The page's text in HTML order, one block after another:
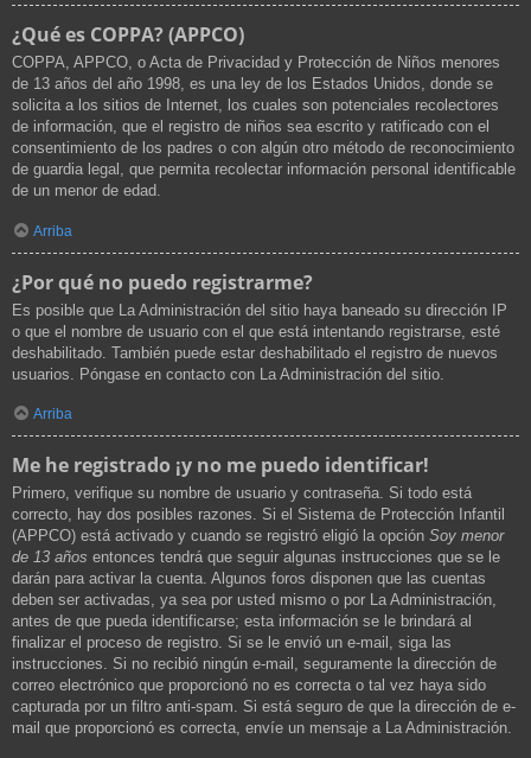
¿Qué es COPPA? (APPCO)
COPPA, APPCO, o Acta de Privacidad y Protección de Niños menores
de 13 años del año 1998, es una ley de los Estados Unidos, donde se
solicita a los sitios de Internet, los cuales son potenciales recolectores
de información, que el registro de niños sea escrito y ratificado con el
consentimiento de los padres o con algún otro método de reconocimiento
de guardia legal, que permita recolectar información personal identificable
de un menor de edad.
Arriba
¿Por qué no puedo registrarme?
Es posible que La Administración del sitio haya baneado su dirección IP
o que el nombre de usuario con el que está intentando registrarse, esté
deshabilitado. También puede estar deshabilitado el registro de nuevos
usuarios. Póngase en contacto con La Administración del sitio.
Arriba
Me he registrado ¡y no me puedo identificar!
Primero, verifique su nombre de usuario y contraseña. Si todo está
correcto, hay dos posibles razones. Si el Sistema de Protección Infantil
(APPCO) está activado y cuando se registró eligió la opción Soy menor
de 13 años entonces tendrá que seguir algunas instrucciones que se le
darán para activar la cuenta. Algunos foros disponen que las cuentas
deben ser activadas, ya sea por usted mismo o por La Administración,
antes de que pueda identificarse; esta información se le brindará al
finalizar el proceso de registro. Si se le envió un e-mail, siga las
instrucciones. Si no recibió ningún e-mail, seguramente la dirección de
correo electrónico que proporcionó no es correcta o tal vez haya sido
capturada por un filtro anti-spam. Si está seguro de que la dirección de e-
mail que proporcionó es correcta, envíe un mensaje a La Administración.